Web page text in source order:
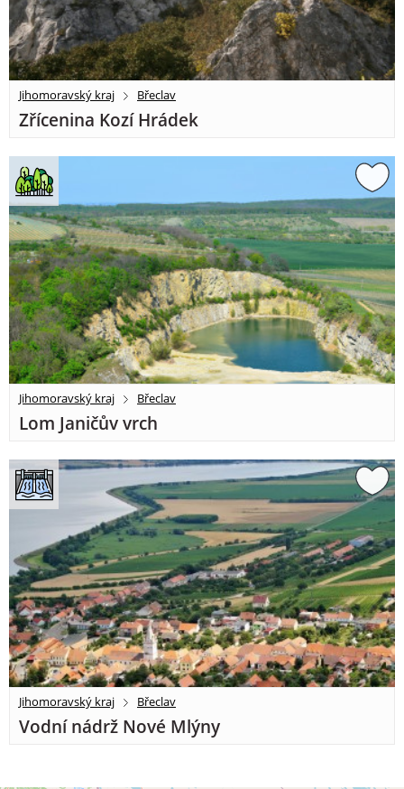
Jihomoravský kraj Břeclav
Zřícenina Kozí Hrádek
Jihomoravský kraj Břeclav
Lom Janičův vrch
Jihomoravský kraj Břeclav
Vodní nádrž Nové Mlýny